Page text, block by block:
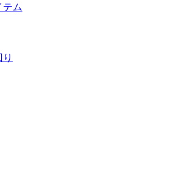
テム